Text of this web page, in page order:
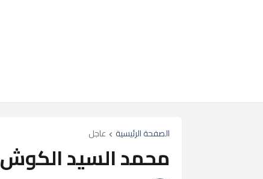
الصفحة الرئيسية عاجل
محمد السيد الكوش